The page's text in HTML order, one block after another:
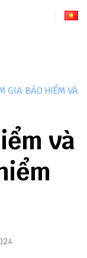
GIA BẢO HIỂM VÀ
và